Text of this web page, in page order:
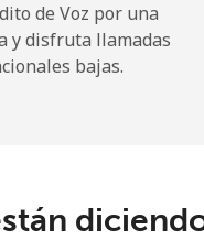
de Voz por una
y disfruta llamadas
bajas.